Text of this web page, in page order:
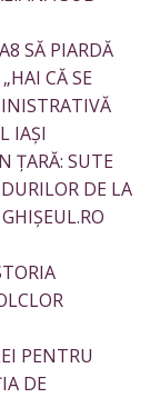
SĂ PIARDĂ
CĂ SE
IAȘI
ȚARĂ: SUTE
DE LA
PENTRU
DE